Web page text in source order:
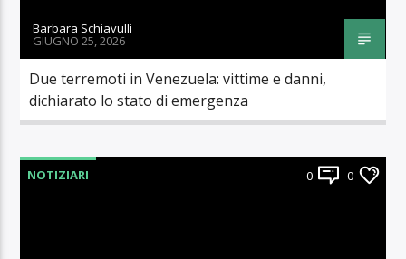
Barbara Schiavulli
GIUGNO 25, 2026
Due terremoti in Venezuela: vittime e danni,
dichiarato lo stato di emergenza
NOTIZIARI 0 0